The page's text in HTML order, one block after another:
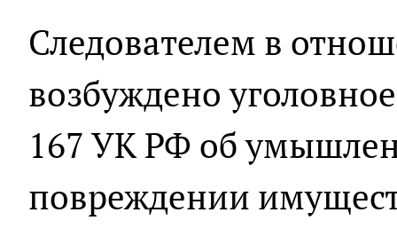
Следователем в
возбуждено
167 УК РФ об
повреждении